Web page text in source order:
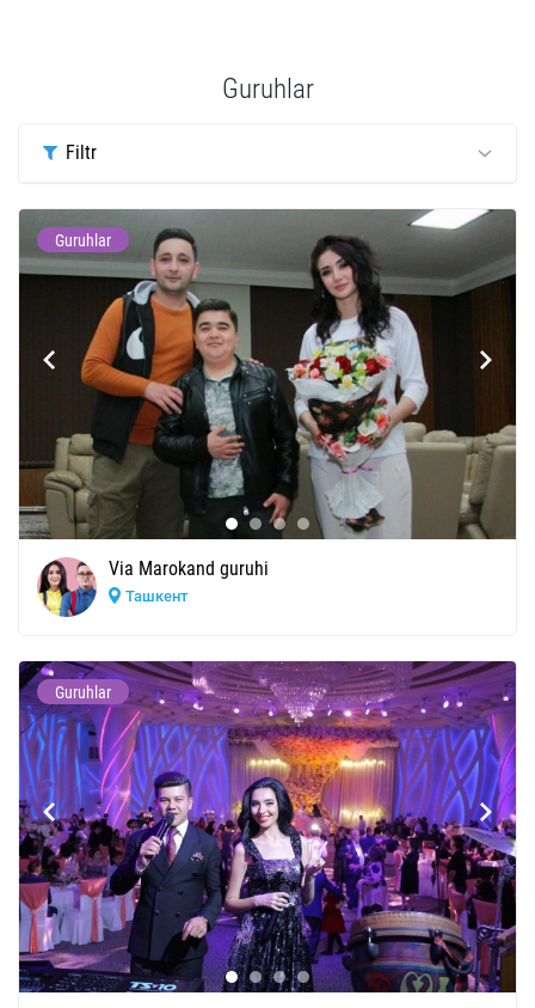
Guruhlar
Filtr
Guruhlar
Via Marokand guruhi
Ташкент
Guruhlar